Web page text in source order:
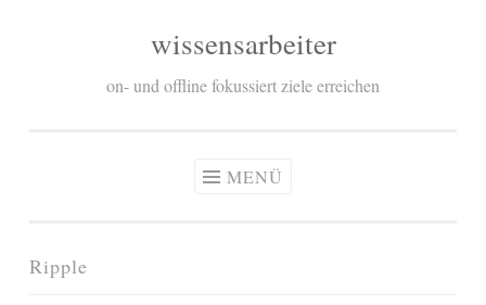
wissensarbeiter
on- und offline fokussiert ziele erreichen
MENÜ
Ripple